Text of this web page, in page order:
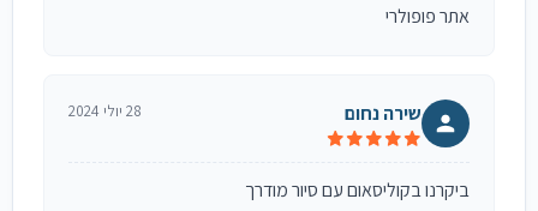
אתר פופולרי
שירה נחום 28 יולי 2024
ביקרנו בקוליסאום עם סיור מודרך